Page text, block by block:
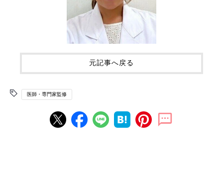
元記事へ戻る
医師・専門家監修